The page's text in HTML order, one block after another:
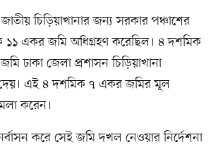
চিড়িয়াখানার জন্য সরকার পঞ্চাশের
একর জমি অধিগ্রহণ করেছিল। ৪ দশমিক
ঢাকা জেলা প্রশাসন চিড়িয়াখানা
দেয়। এই ৪ দশমিক ৭ একর জমির মূল
করেন।
করে সেই জমি দখল নেওয়ার নির্দেশনা